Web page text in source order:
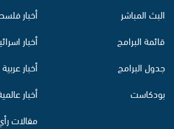
البث المباشر
قائمة البرامج
جدول البرامج
بودكاست
أخبار
أخبار
أخبار عربية
أخبار
مقالات